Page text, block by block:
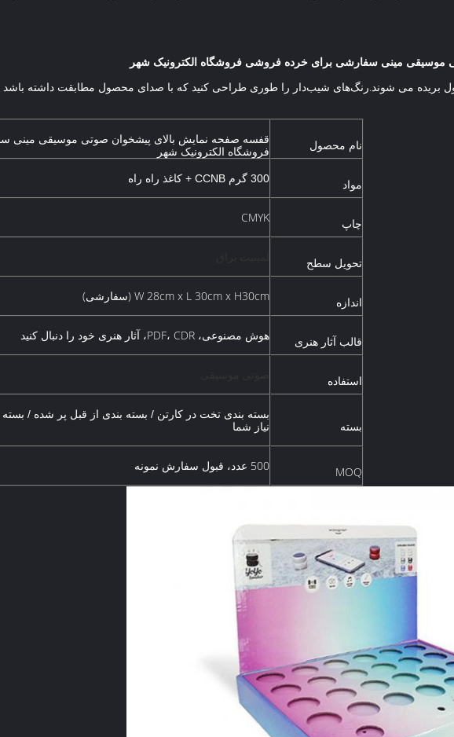
موسیقی مینی سفارشی برای خرده فروشی فروشگاه الکترونیک شهر
بریده می شوند.رنگ‌های شیب‌دار را طوری طراحی کنید که با صدای محصول مطابقت داشته
نام محصول
قفسه صفحه نمایش بالای پیشخوان صوتی موسیقی مینی
فروشگاه الکترونیک شهر
مواد 300 گرم CCNB + کاغذ راه راه
چاپ CMYK
تحویل سطح
اندازه W 28cm x L 30cm x H30cm (سفارشی)
قالب آثار هنری هوش مصنوعی، PDF، CDR، آثار هنری خود را دنبال کنید
استفاده
بسته
بسته بندی تخت در کارتن / بسته بندی از قبل پر شده / بسته
نیاز شما
MOQ 500 عدد، قبول سفارش نمونه